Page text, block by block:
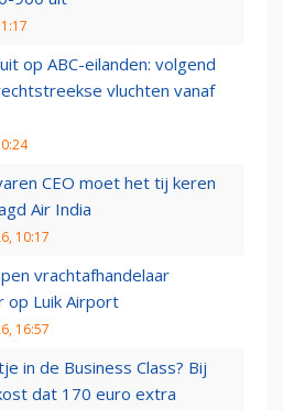
op ABC-eilanden: volgend
vluchten vanaf
CEO moet het tij keren
Air India
10:17
vrachtafhandelaar
op Luik Airport
16:57
in de Business Class? Bij
dat 170 euro extra